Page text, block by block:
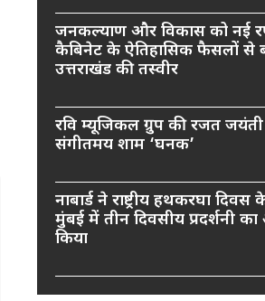
जनकल्याण और विकास को नई
कैबिनेट के ऐतिहासिक फैसलों से
उत्तराखंड की तस्वीर
रवि म्यूजिकल ग्रुप की रजत
संगीतमय शाम ‘घनक’
नाबार्ड ने राष्ट्रीय हथकरघा
मुंबई में तीन दिवसीय प्रदर्शनी
किया